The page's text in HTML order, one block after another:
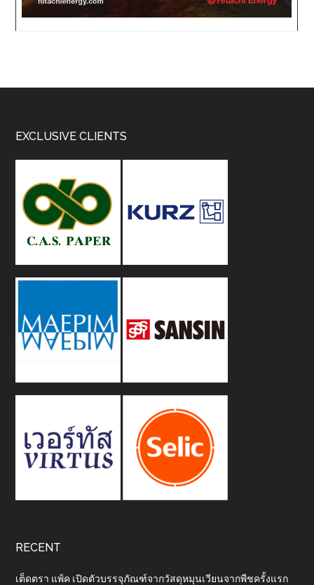
Footer
EXCLUSIVE CLIENTS
RECENT
เต็ดตรา แพ้ค เปิดตัวบรรจุภัณฑ์จากวัสดุหมุนเวียนจากพืชครั้งแรก